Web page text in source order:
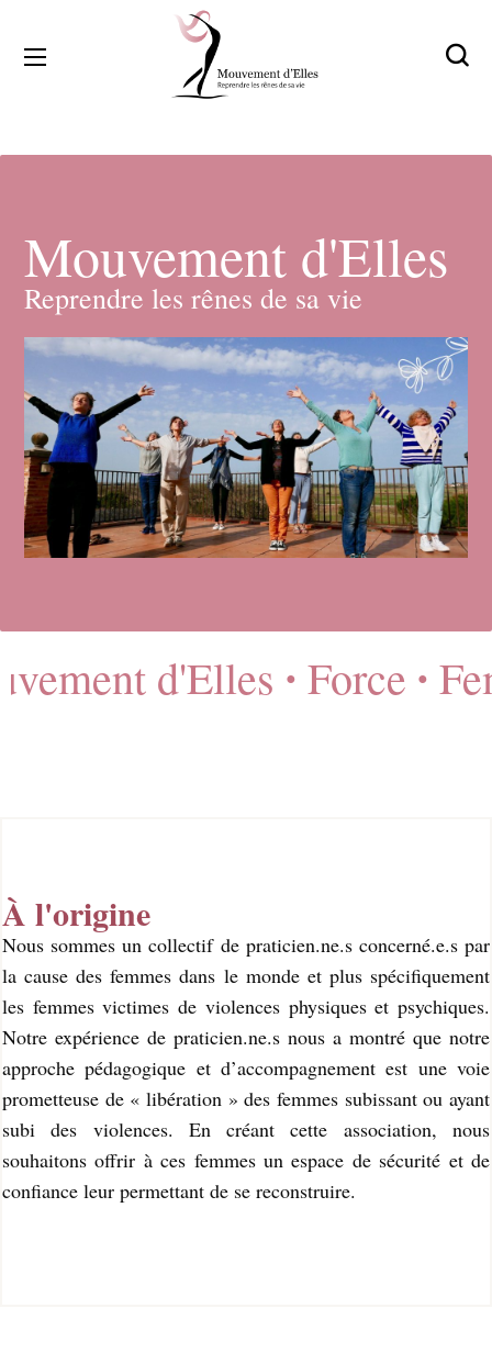
Mouvement d'Elles
Reprendre les rênes de sa vie
d'Elles●Force●
À l'origine
Nous sommes un collectif de praticien.ne.s concerné.e.s par
la cause des femmes dans le monde et plus spécifiquement
les femmes victimes de violences physiques et psychiques.
Notre expérience de praticien.ne.s nous a montré que notre
approche pédagogique et d’accompagnement est une voie
prometteuse de « libération » des femmes subissant ou ayant
subi des violences. En créant cette association, nous
souhaitons offrir à ces femmes un espace de sécurité et de
confiance leur permettant de se reconstruire.